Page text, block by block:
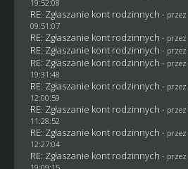
19:52:08
RE: Zgłaszanie kont rodzinnych - przez
09:51:07
RE: Zgłaszanie kont rodzinnych - przez
RE: Zgłaszanie kont rodzinnych - przez
RE: Zgłaszanie kont rodzinnych - przez
19:31:48
RE: Zgłaszanie kont rodzinnych - przez
12:00:59
RE: Zgłaszanie kont rodzinnych - przez
11:28:52
RE: Zgłaszanie kont rodzinnych - przez
12:27:04
RE: Zgłaszanie kont rodzinnych - przez